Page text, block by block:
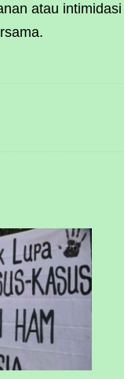
atau intimidasi